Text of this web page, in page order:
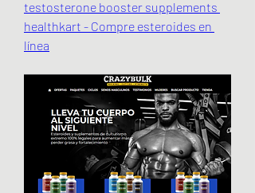
testosterone booster supplements
healthkart - Compre esteroides en
línea